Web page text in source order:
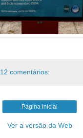
12 comentários:
Página inicial
Ver a versão da Web